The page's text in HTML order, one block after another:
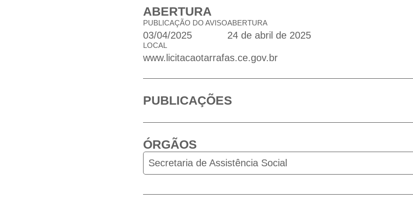
ABERTURA
PUBLICAÇÃO DO AVISO
03/04/2025
ABERTURA
24 de abril de 2025
LOCAL
www.licitacaotarrafas.ce.gov.br
PUBLICAÇÕES
ÓRGÃOS
Secretaria de Assistência Social